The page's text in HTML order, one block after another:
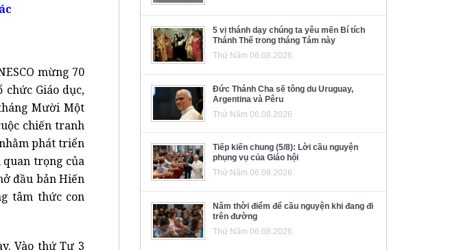
mừng 70
chức Giáo dục,
Mười Một
chiến tranh
phát triển
quan trọng của
đầu bản Hiến
tâm thức con
Vào thứ Tư 3
5 vị thánh dạy chúng ta yêu mến Bí tích
Thánh Thể trong tháng Tám này
Thứ Năm 06.08.2026
Đức Thánh Cha sẽ tông du Uruguay,
Argentina và Pêru
Thứ Năm 06.08.2026
Tiếp kiến chung (5/8): Lời cầu nguyện
phụng vụ của Giáo hội
Thứ Năm 06.08.2026
Năm thời điểm để cầu nguyện khi đang đi
trên đường
Thứ Năm 06.08.2026